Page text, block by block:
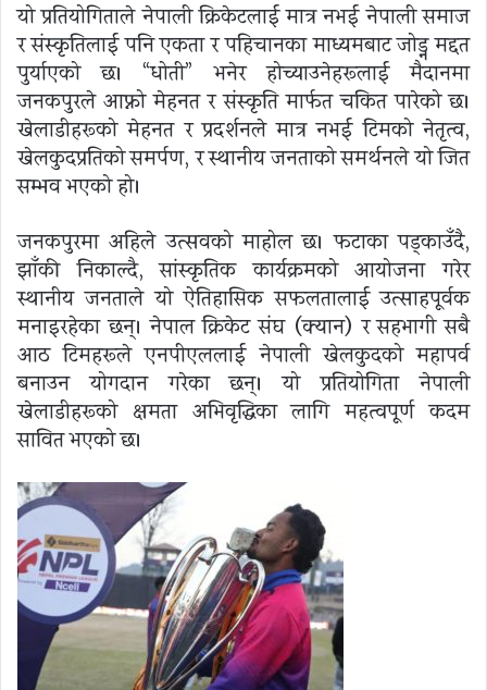
यो प्रतियोगिताले नेपाली क्रिकेटलाई मात्र नभई नेपाली समाज
र संस्कृतिलाई पनि एकता र पहिचानका माध्यमबाट जोड्न मद्दत
पुर्याएको छ। “धोती” भनेर होच्याउनेहरूलाई मैदानमा
जनकपुरले आफ्नो मेहनत र संस्कृति मार्फत चकित पारेको छ।
खेलाडीहरूको मेहनत र प्रदर्शनले मात्र नभई टिमको नेतृत्व,
खेलकुदप्रतिको समर्पण, र स्थानीय जनताको समर्थनले यो जित
सम्भव भएको हो।
जनकपुरमा अहिले उत्सवको माहोल छ। फटाका पड्काउँदै,
झाँकी निकाल्दै, सांस्कृतिक कार्यक्रमको आयोजना गरेर
स्थानीय जनताले यो ऐतिहासिक सफलतालाई उत्साहपूर्वक
मनाइरहेका छन्। नेपाल क्रिकेट संघ (क्यान) र सहभागी सबै
आठ टिमहरूले एनपीएललाई नेपाली खेलकुदको महापर्व
बनाउन योगदान गरेका छन्। यो प्रतियोगिता नेपाली
खेलाडीहरूको क्षमता अभिवृद्धिका लागि महत्वपूर्ण कदम
सावित भएको छ।